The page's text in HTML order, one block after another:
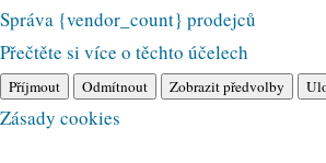
Správa {vendor_count} prodejců
Přečtěte si více o těchto účelech
Příjmout Odmítnout Zobrazit předvolby
Zásady cookies